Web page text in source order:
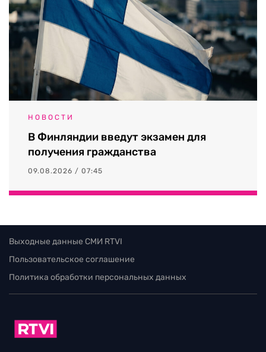
НОВОСТИ
В Финляндии введут экзамен для
получения гражданства
09.08.2026 / 07:45
Выходные данные СМИ RTVI
Пользовательское соглашение
Политика обработки персональных данных